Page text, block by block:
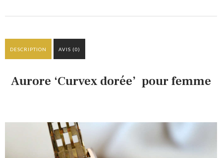
DESCRIPTION AVIS (0)
Aurore ‘Curvex dorée’ pour femme